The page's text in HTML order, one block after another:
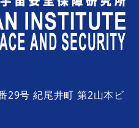
29号 紀尾井町 第2山本ビ